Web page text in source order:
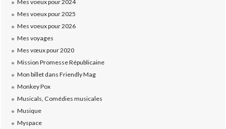
Mes voeux pour 2024
Mes voeux pour 2025
Mes voeux pour 2026
Mes voyages
Mes vœux pour 2020
Mission Promesse Républicaine
Mon billet dans Friendly Mag
Monkey Pox
Musicals, Comédies musicales
Musique
Myspace